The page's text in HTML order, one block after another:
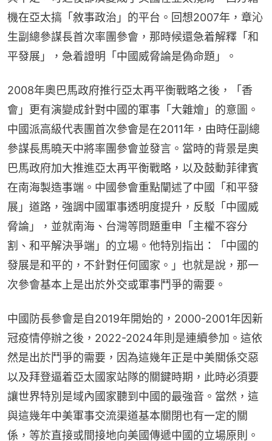
機在亞太搞「敘事政治」的平台。回想2007年，章沁
生副總參謀長首次率團參會，那時候還急着解釋「和
平發展」，急着證明「中國威脅論是偽命題」。
2008年奧巴馬政府推行亞太再平衡戰略之後，「香
會」更有演變成針對中國的軍事「大雜燴」的意圖。
中國派高級代表團首次參會是在2011年，由時任副總
參謀長馬曉天中將率團參會並發言。當時的背景是奧
巴馬政府加大推進亞太再平衡戰略，以及鼓動菲律賓
在南海製造事端。中國參會重點闡述了中國「和平發
展」道路，強調中國軍事透明度提升，反駁「中國威
脅論」，並就南海、台灣等問題重申「主權不容分
割、和平解決爭端」的立場。他特別指出：「中國的
發展是和平的，不針對任何國家。」也就是說，那一
次參會基本上是出於外交或軍事鬥爭的需要。
中國防長參會是自2019年開始的，2000-2001年因新
冠疫情停辦之後，2022-2024年則是連續參加。這依
然是出於鬥爭的需要，因為這幾年正是中美關係交惡
以及拜登逼着亞太國家站隊的關鍵時期，此時必須要
讓世界特別是域內國家聽到中國的最強音。當然，這
與這幾年中美軍事交流渠道基本關閉也有一定的關
係，等於直接或間接地向美國傳遞中國的立場原則。